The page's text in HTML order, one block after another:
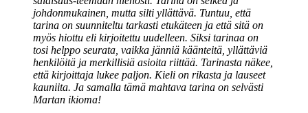
johdonmukainen, mutta silti yllättävä. Tuntuu, että
tarina on suunniteltu tarkasti etukäteen ja että sitä on
myös hiottu eli kirjoitettu uudelleen. Siksi tarinaa on
tosi helppo seurata, vaikka jänniä käänteitä, yllättäviä
henkilöitä ja merkillisiä asioita riittää. Tarinasta näkee,
että kirjoittaja lukee paljon. Kieli on rikasta ja lauseet
kauniita. Ja samalla tämä mahtava tarina on selvästi
Martan ikioma!